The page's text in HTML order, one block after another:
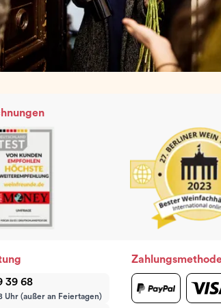
39 68
Uhr (außer an Feiertagen)